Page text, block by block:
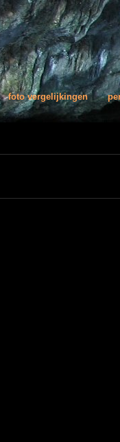
foto vergelijkingen